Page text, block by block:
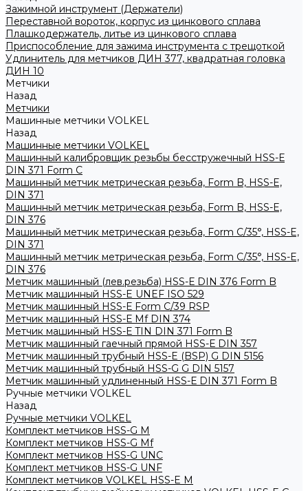
Зажимной инструмент (Держатели)
Переставной вороток, корпус из цинкового сплава
Плашкодержатель, литье из цинкового сплава
Приспособление для зажима инструмента с трещоткой
Удлинитель для метчиков ДИН 377, квадратная головка
ДИН 10
Метчики
Назад
Метчики
Машинные метчики VOLKEL
Назад
Машинные метчики VOLKEL
Машинный калибровщик резьбы бесстружечный HSS-Е
DIN 371 Form C
Машинный метчик метрическая резьба, Form B, HSS-E,
DIN 371
Машинный метчик метрическая резьба, Form B, HSS-E,
DIN 376
Машинный метчик метрическая резьба, Form С/35°, HSS-E,
DIN 371
Машинный метчик метрическая резьба, Form С/35°, HSS-E,
DIN 376
Метчик машинный (лев.резьба) HSS-Е DIN 376 Form B
Метчик машинный HSS-E UNEF ISO 529
Метчик машинный HSS-Е Form C/39 RSP
Метчик машинный HSS-Е Mf DIN 374
Метчик машинный HSS-Е TIN DIN 371 Form B
Метчик машинный гаечный прямой HSS-Е DIN 357
Метчик машинный трубный HSS-E (BSP) G DIN 5156
Метчик машинный трубный HSS-G G DIN 5157
Метчик машинный удлиненный HSS-Е DIN 371 Form B
Ручные метчики VOLKEL
Назад
Ручные метчики VOLKEL
Комплект метчиков HSS-G M
Комплект метчиков HSS-G Mf
Комплект метчиков HSS-G UNC
Комплект метчиков HSS-G UNF
Комплект метчиков VOLKEL HSS-E M